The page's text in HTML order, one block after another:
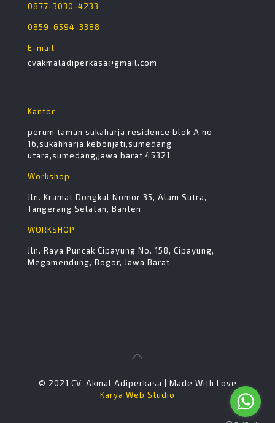
0877-3030-4233
0859-6594-3388
E-mail
cvakmaladiperkasa@gmail.com
Kantor
perum taman sukaharja residence blok A no
16,sukahharja,kebonjati,sumedang
utara,sumedang,jawa barat,45321
Workshop
Jln. Kramat Dongkal Nomor 35, Alam Sutra,
Tangerang Selatan, Banten
WORKSHOP
Jln. Raya Puncak Cipayung No. 158, Cipayung,
Megamendung, Bogor, Jawa Barat
© 2021 CV. Akmal Adiperkasa | Made With Love
Karya Web Studio